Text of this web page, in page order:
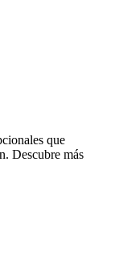
que
Descubre más